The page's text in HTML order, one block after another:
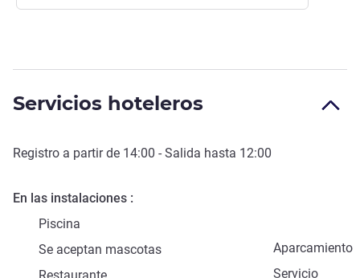
Servicios hoteleros
Registro a partir de 14:00 - Salida hasta 12:00
En las instalaciones
Piscina
Aparcamiento
Se aceptan mascotas
Servicio